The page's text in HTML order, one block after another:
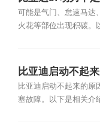
可能是气门、怠速马达
火花等部位出现积碳。
比亚迪启动不起
比亚迪启动不起来的原
塞故障。以下是相关介